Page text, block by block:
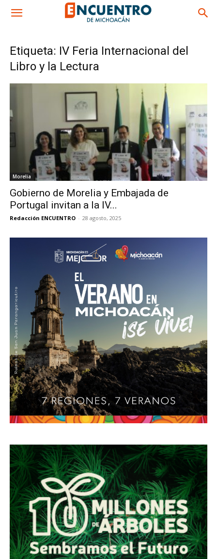
Etiqueta: IV Feria Internacional del
Libro y la Lectura
Morelia
Gobierno de Morelia y Embajada de
Portugal invitan a la IV...
Redacción ENCUENTRO - 28 agosto, 2025